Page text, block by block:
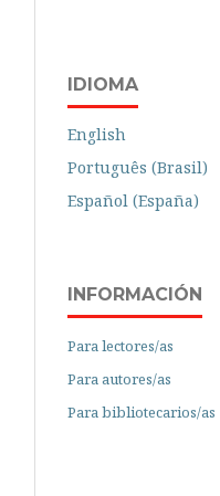
IDIOMA
English
Português (Brasil)
Español (España)
INFORMACIÓN
Para lectores/as
Para autores/as
Para bibliotecarios/as